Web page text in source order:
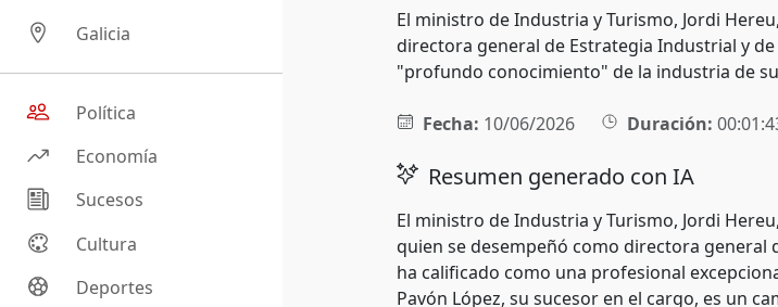
Galicia
Política
Economía
Sucesos
Cultura
Deportes
El ministro de Industria y Turismo, Jordi
directora general de Estrategia Industrial y
"profundo conocimiento" de la industria de
Fecha: 10/06/2026 Duración:
Resumen generado con IA
El ministro de Industria y Turismo, Jordi
quien se desempeñó como directora general
ha calificado como una profesional
Pavón López, su sucesor en el cargo, es un